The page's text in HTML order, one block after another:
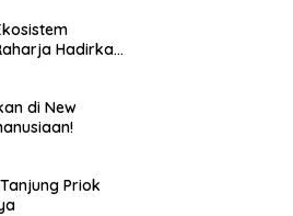
Hadirkan
di New
Priok